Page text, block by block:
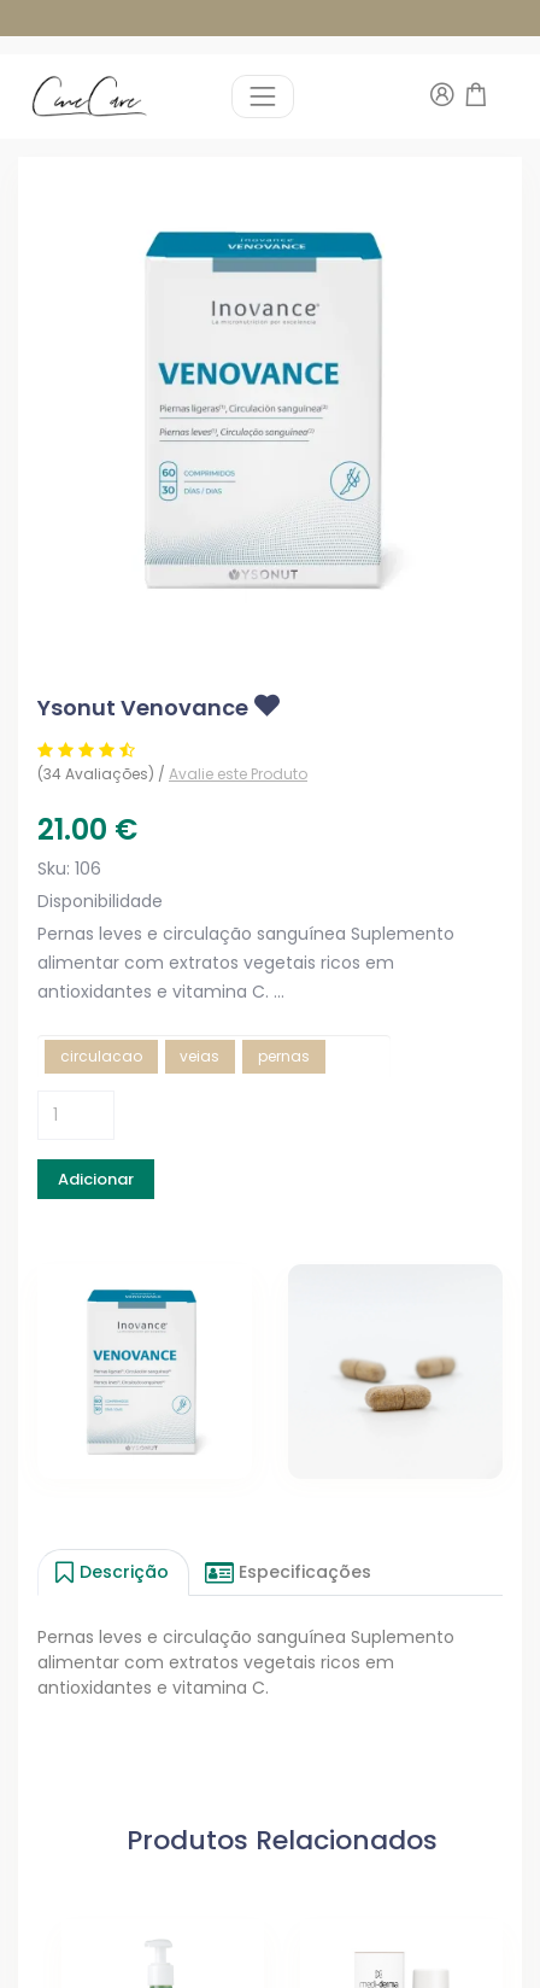
Ysonut Venovance
(34 Avaliações) / Avalie este Produto
21.00 €
Sku: 106
Disponibilidade
Pernas leves e circulação sanguínea Suplemento
alimentar com extratos vegetais ricos em
antioxidantes e vitamina C. ...
circulacao veias pernas
Adicionar
Descrição Especificações
Pernas leves e circulação sanguínea Suplemento
alimentar com extratos vegetais ricos em
antioxidantes e vitamina C.
Produtos Relacionados